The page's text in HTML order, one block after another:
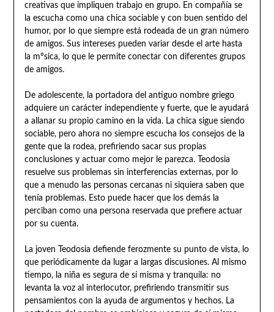
creativas que impliquen trabajo en grupo. En compañía se
la escucha como una chica sociable y con buen sentido del
humor, por lo que siempre está rodeada de un gran número
de amigos. Sus intereses pueden variar desde el arte hasta
la mºsica, lo que le permite conectar con diferentes grupos
de amigos.
De adolescente, la portadora del antiguo nombre griego
adquiere un carácter independiente y fuerte, que le ayudará
a allanar su propio camino en la vida. La chica sigue siendo
sociable, pero ahora no siempre escucha los consejos de la
gente que la rodea, prefiriendo sacar sus propias
conclusiones y actuar como mejor le parezca. Teodosia
resuelve sus problemas sin interferencias externas, por lo
que a menudo las personas cercanas ni siquiera saben que
tenía problemas. Esto puede hacer que los demás la
perciban como una persona reservada que prefiere actuar
por su cuenta.
La joven Teodosia defiende ferozmente su punto de vista, lo
que periódicamente da lugar a largas discusiones. Al mismo
tiempo, la niña es segura de sí misma y tranquila: no
levanta la voz al interlocutor, prefiriendo transmitir sus
pensamientos con la ayuda de argumentos y hechos. La